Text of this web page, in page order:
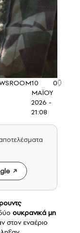
10
ΜΑΪΟΥ
2026 -
21:08
0
ουκρανικά μη
στον εναέριο